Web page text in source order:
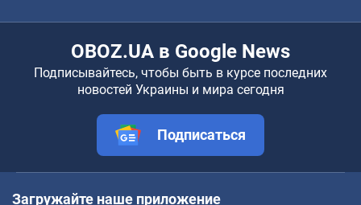
OBOZ.UA в Google News
Подписывайтесь, чтобы быть в курсе последних
новостей Украины и мира сегодня
Подписаться
Загружайте наше приложение